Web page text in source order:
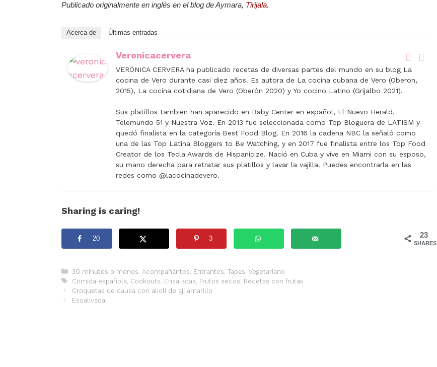
Publicado originalmente en inglés en el blog de Aymara, Tirijala.
Acerca de Últimas entradas
Veronicacervera
VERÓNICA CERVERA ha publicado recetas de diversas partes del mundo en su blog La
cocina de Vero durante casi diez años. Es autora de La cocina cubana de Vero (Oberon,
2015), La cocina cotidiana de Vero (Oberón 2020) y Yo cocino Latino (Grijalbo 2021).
Sus platillos también han aparecido en Baby Center en español, El Nuevo Herald,
Telemundo 51 y Nuestra Voz. En 2013 fue seleccionada como Top Bloguera de LATISM y
quedó finalista en la categoría Best Food Blog. En 2016 la cadena NBC la señaló como
una de las Top Latina Bloggers to Be Watching, y en 2017 fue finalista entre los Top Food
Creator de los Tecla Awards de Hispanicize. Nació en Cuba y vive en Miami con su esposo,
su mano derecha para retratar sus platillos y lavar la vajilla. Puedes encontrarla en las
redes como @lacocinadevero.
Sharing is caring!
23
SHARES
20 3
Categorías
30 minutos o menos Acompañantes Entrantes Tapas Vegetariano
Etiquetas
Comida española Cookouts Ensaladas Frutos secos Recetas con frutas
Croquetas de causa con alioli de ají amarillo
Escalivada